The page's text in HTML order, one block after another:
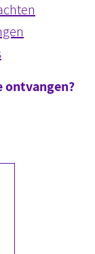
ontvangen?